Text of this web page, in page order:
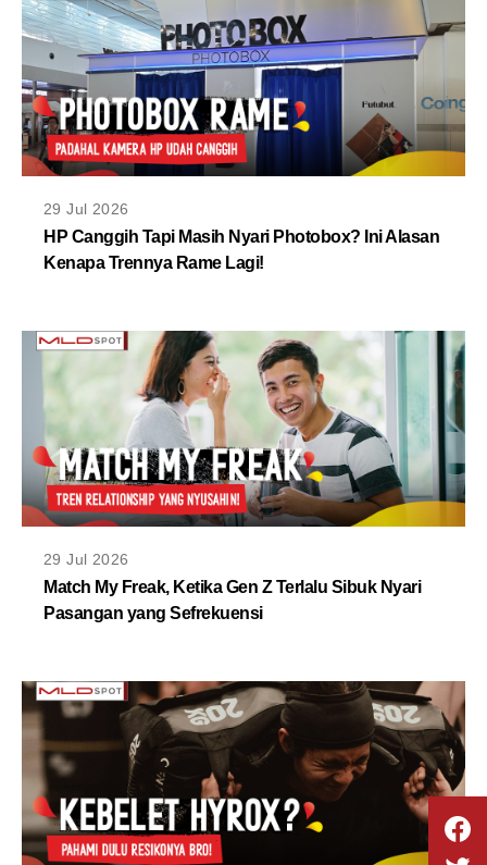
29 Jul 2026
HP Canggih Tapi Masih Nyari Photobox? Ini Alasan
Kenapa Trennya Rame Lagi!
29 Jul 2026
Match My Freak, Ketika Gen Z Terlalu Sibuk Nyari
Pasangan yang Sefrekuensi